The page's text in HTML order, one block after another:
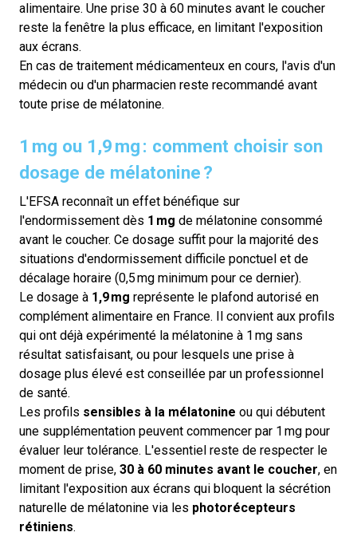
alimentaire. Une prise 30 à 60 minutes avant le coucher
reste la fenêtre la plus efficace, en limitant l'exposition
aux écrans.
En cas de traitement médicamenteux en cours, l'avis d'un
médecin ou d'un pharmacien reste recommandé avant
toute prise de mélatonine.
1 mg ou 1,9 mg : comment choisir son
dosage de mélatonine ?
L'EFSA reconnaît un effet bénéfique sur
l'endormissement dès 1 mg de mélatonine consommé
avant le coucher. Ce dosage suffit pour la majorité des
situations d'endormissement difficile ponctuel et de
décalage horaire (0,5 mg minimum pour ce dernier).
Le dosage à 1,9 mg représente le plafond autorisé en
complément alimentaire en France. Il convient aux profils
qui ont déjà expérimenté la mélatonine à 1 mg sans
résultat satisfaisant, ou pour lesquels une prise à
dosage plus élevé est conseillée par un professionnel
de santé.
Les profils sensibles à la mélatonine ou qui débutent
une supplémentation peuvent commencer par 1 mg pour
évaluer leur tolérance. L'essentiel reste de respecter le
moment de prise, 30 à 60 minutes avant le coucher, en
limitant l'exposition aux écrans qui bloquent la sécrétion
naturelle de mélatonine via les photorécepteurs
rétiniens.